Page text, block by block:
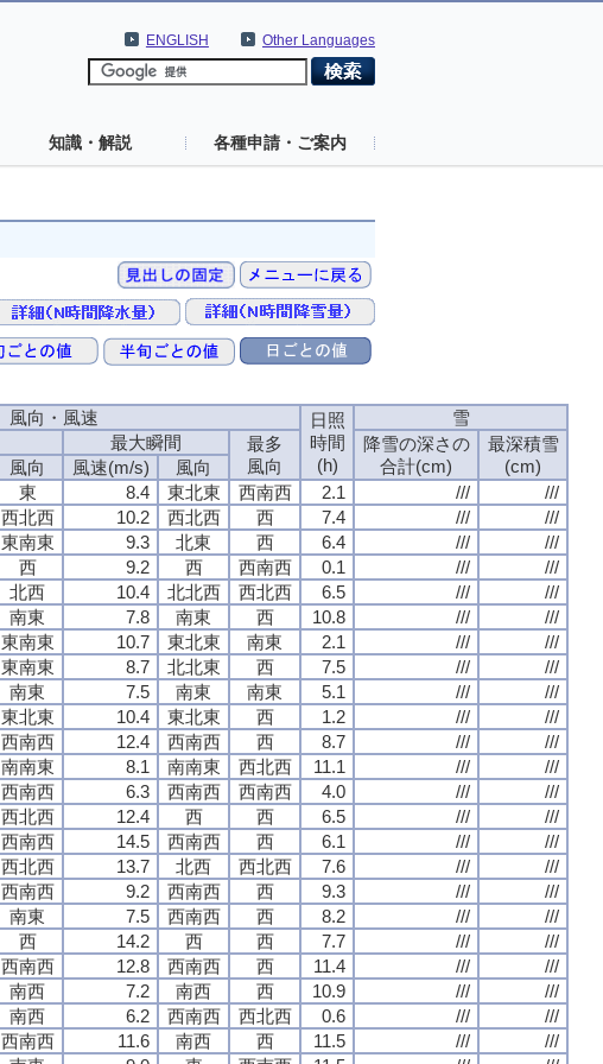
Other Languages
ENGLISH
知識・解説 各種申請・ご案内
風向・風速
日照
時間
(h)
雪
最大瞬間
最多
風向
降雪の深さの
合計(cm)
最深積雪
(cm)
風向 風速(m/s)
風向
東 8.4 東北東 西南西 2.1 ///
///
西北西 10.2 西北西 西 7.4 ///
///
東南東 9.3 北東 西 6.4 ///
///
西 9.2 西 西南西 0.1 ///
///
北西 10.4 北北西 西北西 6.5 ///
///
南東 7.8 南東 西 10.8 ///
///
東南東 10.7 東北東 南東 2.1 ///
///
東南東 8.7 北北東 西 7.5 ///
///
南東 7.5 南東 南東 5.1 ///
///
東北東 10.4 東北東 西 1.2 ///
///
西南西 12.4 西南西 西 8.7 ///
///
南南東 8.1 南南東 西北西 11.1 ///
///
西南西 6.3 西南西 西南西 4.0 ///
///
西北西 12.4 西 西 6.5 ///
///
西南西 14.5 西南西 西 6.1 ///
///
西北西 13.7 北西 西北西 7.6 ///
///
西南西 9.2 西南西 西 9.3 ///
///
南東 7.5 西南西 西 8.2 ///
///
西 14.2 西 西 7.7 ///
///
西南西 12.8 西南西 西 11.4 ///
///
南西 7.2 南西 西 10.9 ///
///
南西 6.2 西南西 西北西 0.6 ///
///
西南西 11.6 南西 西 11.5 ///
///